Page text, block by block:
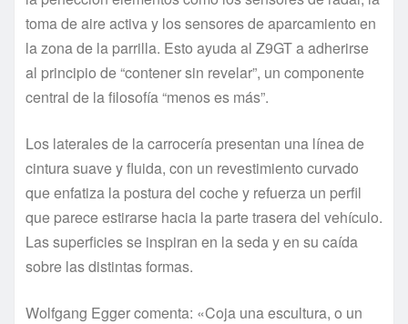
toma de aire activa y los sensores de aparcamiento en
la zona de la parrilla. Esto ayuda al Z9GT a adherirse
al principio de “contener sin revelar”, un componente
central de la filosofía “menos es más”.
Los laterales de la carrocería presentan una línea de
cintura suave y fluida, con un revestimiento curvado
que enfatiza la postura del coche y refuerza un perfil
que parece estirarse hacia la parte trasera del vehículo.
Las superficies se inspiran en la seda y en su caída
sobre las distintas formas.
Wolfgang Egger comenta: «Coja una escultura, o un